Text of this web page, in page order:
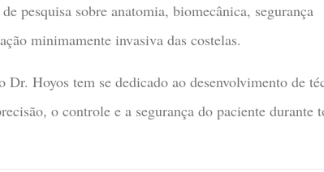
pesquisa sobre anatomia, biomecânica, segurança
minimamente invasiva das costelas.
Hoyos tem se dedicado ao desenvolvimento de
o controle e a segurança do paciente durante